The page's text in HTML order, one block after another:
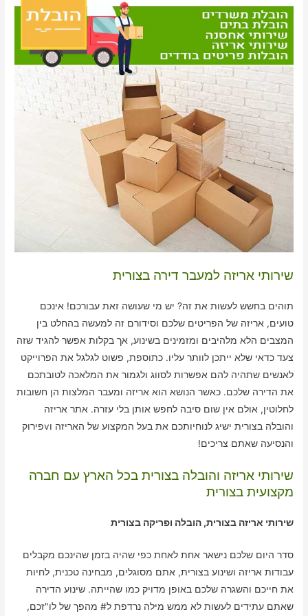
שירותי אריזה למעבר דירה בצורית
תוהים בחשש לעשות את זה? יש מי שעושה זאת עבורכם! אינכם
טועים, אריזה של הפריטים שלכם וסידורם זה למעשה בהחלט בין
המצבים הלא מלהיבים ומזמינים בשינוע, אך בקלות אפשר להגיד שזה
צעד כדאי שלא ייתכן לוותר עליו. כתוספת, פשוט לגלגל את הפרוייקט
לאנשים שתהיה להם אפשרות לסווג ולגמור את המלאכה לטובתכם
את הדירה שלכם. כאשר הנושא הוא אריזה ומעבר המלצות הן חשובות
לחלוטין, אולם אין שום סיבה לחפש אותן בלי עזרה. אתר אריזה
והובלה בצורית ישיג לנוחיותכם את בעל המקצוע של האריזה וvפירוק
והנסיעה שאתם צריכים!
שירותי אריזה והובלה בצורית בכל הארץ עם חברה
מקצועית בצורית
שירותי אריזה בצורית, הובלה ופריקה בצורית
סדר היום שלכם נישאר אחת לאחת כפי שהיה בזמן שהינכם מקבלים
עבודות אריזה ושינוע בצורית, אתם מסוגלים, מבחינה טכנית, לחיות
את חייכם והשגרה שלכם באופן מדויק כמו שהייתה. שינוע הדירה
שאתם עתידים לעשות לא ממש מילה נרדפת ל# מהפך של לו"זכם,